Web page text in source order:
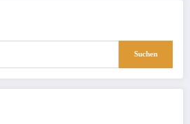
Suchen